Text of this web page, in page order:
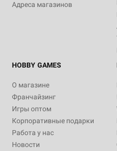
Адреса магазинов
HOBBY GAMES
О магазине
Франчайзинг
Игры оптом
Корпоративные подарки
Работа у нас
Новости